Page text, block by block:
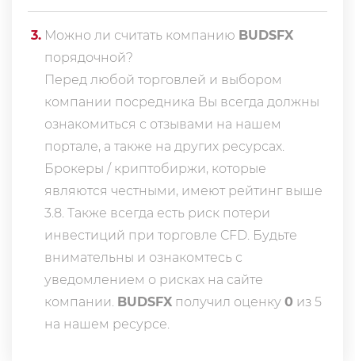
3. Можно ли считать компанию BUDSFX
порядочной?
Перед любой торговлей и выбором
компании посредника Вы всегда должны
ознакомиться с отзывами на нашем
портале, а также на других ресурсах.
Брокеры / криптобиржи, которые
являются честными, имеют рейтинг выше
3.8. Также всегда еcть риск потери
инвестиций при торговле CFD. Будьте
внимательны и ознакомтесь с
уведомлением о рисках на сайте
компании. BUDSFX получил оценку 0 из 5
на нашем ресурсе.